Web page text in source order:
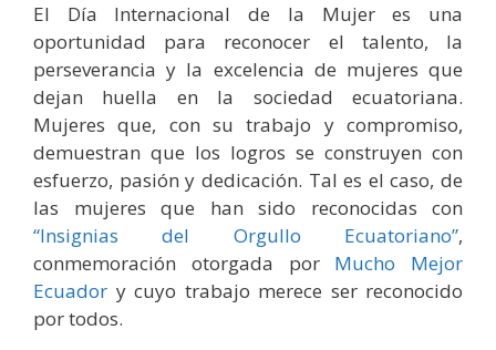
El Día Internacional de la Mujer es una
oportunidad para reconocer el talento, la
perseverancia y la excelencia de mujeres que
dejan huella en la sociedad ecuatoriana.
Mujeres que, con su trabajo y compromiso,
demuestran que los logros se construyen con
esfuerzo, pasión y dedicación. Tal es el caso, de
las mujeres que han sido reconocidas con
“Insignias del Orgullo Ecuatoriano”,
conmemoración otorgada por Mucho Mejor
Ecuador y cuyo trabajo merece ser reconocido
por todos.